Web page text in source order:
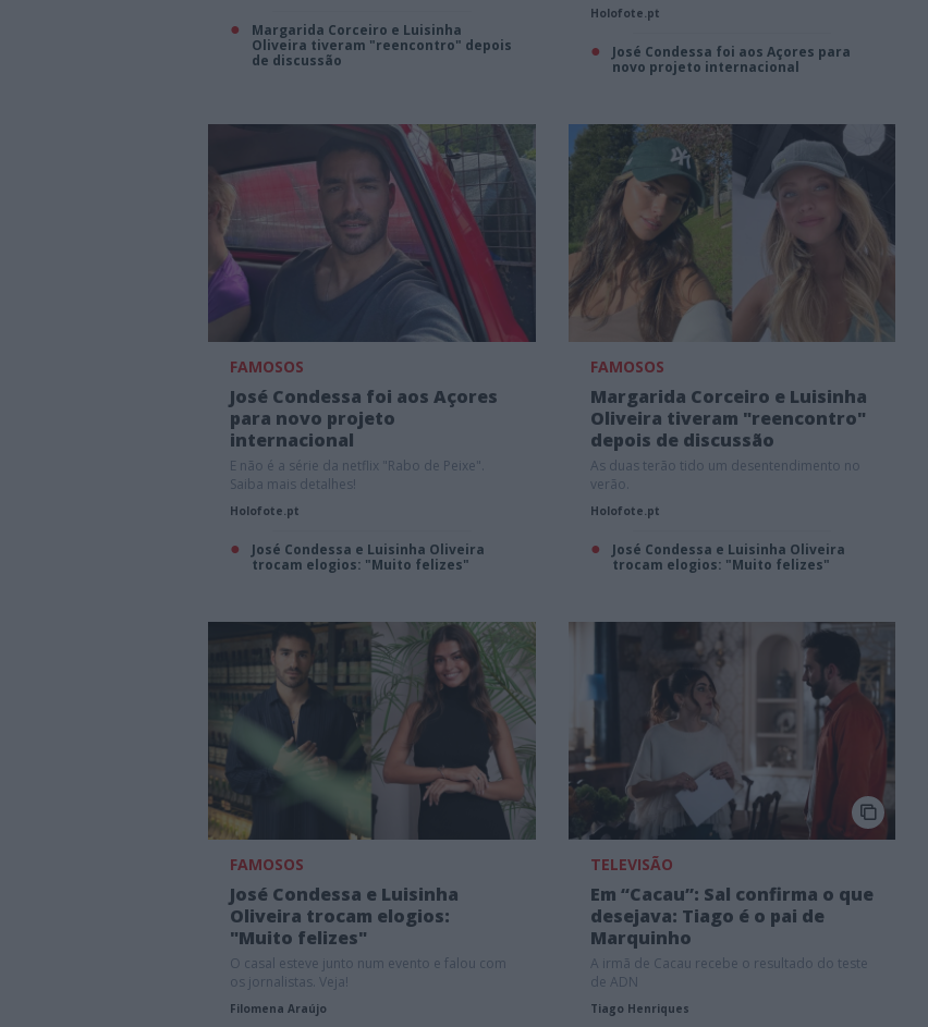
Margarida Corceiro e Luisinha
Oliveira tiveram "reencontro" depois
de discussão
Holofote.pt
José Condessa foi aos Açores para
novo projeto internacional
FAMOSOS
José Condessa foi aos Açores
para novo projeto
internacional
E não é a série da netflix "Rabo de Peixe".
Saiba mais detalhes!
Holofote.pt
José Condessa e Luisinha Oliveira
trocam elogios: "Muito felizes"
FAMOSOS
Margarida Corceiro e Luisinha
Oliveira tiveram "reencontro"
depois de discussão
As duas terão tido um desentendimento no
verão.
Holofote.pt
José Condessa e Luisinha Oliveira
trocam elogios: "Muito felizes"
FAMOSOS
José Condessa e Luisinha
Oliveira trocam elogios:
"Muito felizes"
O casal esteve junto num evento e falou com
os jornalistas. Veja!
Filomena Araújo
TELEVISÃO
Em “Cacau”: Sal confirma o que
desejava: Tiago é o pai de
Marquinho
A irmã de Cacau recebe o resultado do teste
de ADN
Tiago Henriques